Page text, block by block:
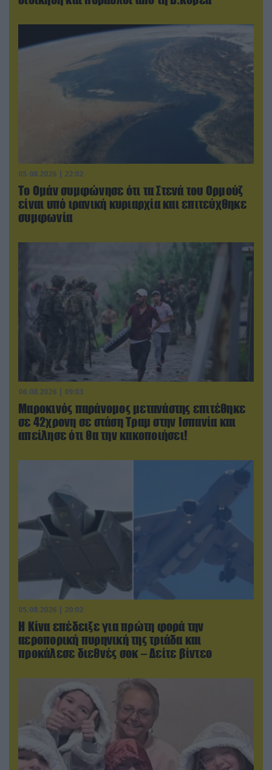
05.08.2026 | 22:02
Το Ομάν συμφώνησε ότι τα Στενά του Ορμούζ
είναι υπό ιρανική κυριαρχία και επιτεύχθηκε
συμφωνία
06.08.2026 | 09:03
Μαροκινός παράνομος μετανάστης επιτέθηκε
σε 42χρονη σε στάση Τραμ στην Ισπανία και
απείλησε ότι θα την κακοποιήσει!
05.08.2026 | 20:02
Η Κίνα επέδειξε για πρώτη φορά την
αεροπορική πυρηνική της τριάδα και
προκάλεσε διεθνές σοκ – Δείτε βίντεο